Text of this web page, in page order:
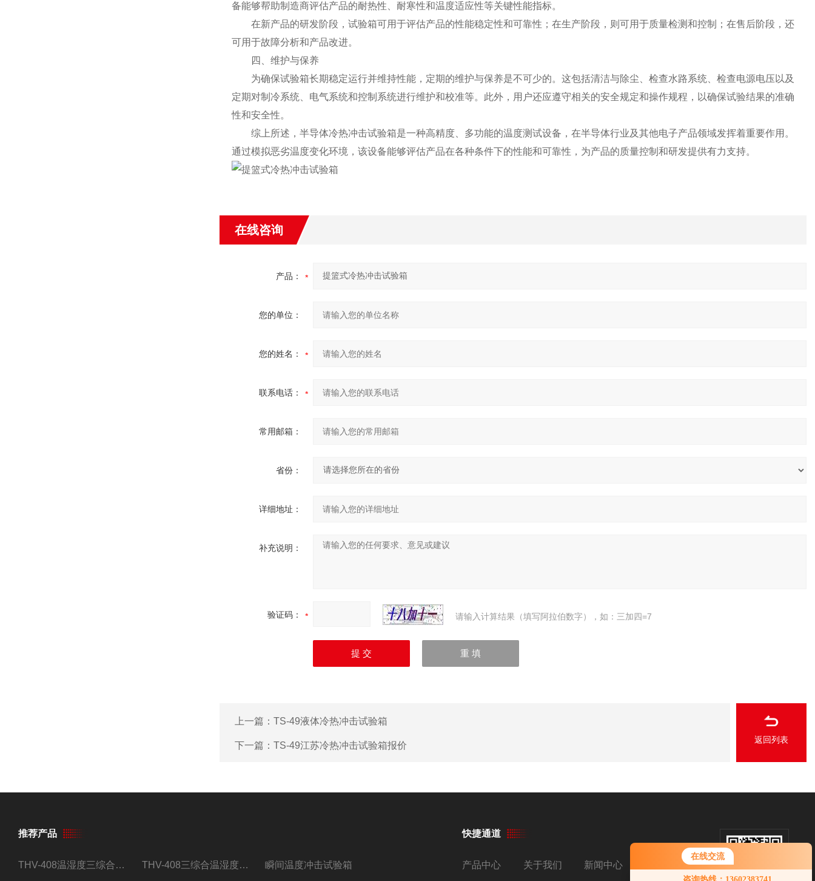
在线交流
您好！欢迎前来咨询，很高兴为您
备能够帮助制造商评估产品的耐热性、耐寒性和温度适应性等关键性能指标。
在新产品的研发阶段，试验箱可用于评估产品的性能稳定性和可靠性；在生产阶段，则可用于质量检测和控制；在售后阶段，还
可用于故障分析和产品改进。
四、维护与保养
为确保试验箱长期稳定运行并维持性能，定期的维护与保养是不可少的。这包括清洁与除尘、检查水路系统、检查电源电压以及
定期对制冷系统、电气系统和控制系统进行维护和校准等。此外，用户还应遵守相关的安全规定和操作规程，以确保试验结果的准确
性和安全性。
综上所述，半导体冷热冲击试验箱是一种高精度、多功能的温度测试设备，在半导体行业及其他电子产品领域发挥着重要作用。
通过模拟恶劣温度变化环境，该设备能够评估产品在各种条件下的性能和可靠性，为产品的质量控制和研发提供有力支持。
在线咨询
产品：
您的单位：
您的姓名：
联系电话：
常用邮箱：
省份：
详细地址：
补充说明：
验证码： 请输入计算结果（填写阿拉伯数字），如：三加四=7
上一篇： TS-49液体冷热冲击试验箱
下一篇： TS-49江苏冷热冲击试验箱报价
返回列表
推荐产品
THV-408温湿度三综合试验箱 THV-408三综合温湿度振动试验箱 瞬间温度冲击试验箱
快捷通道
产品中心 关于我们 新闻中心